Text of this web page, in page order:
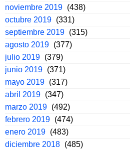
noviembre 2019 (438)
octubre 2019 (331)
septiembre 2019 (315)
agosto 2019 (377)
julio 2019 (379)
junio 2019 (371)
mayo 2019 (317)
abril 2019 (347)
marzo 2019 (492)
febrero 2019 (474)
enero 2019 (483)
diciembre 2018 (485)